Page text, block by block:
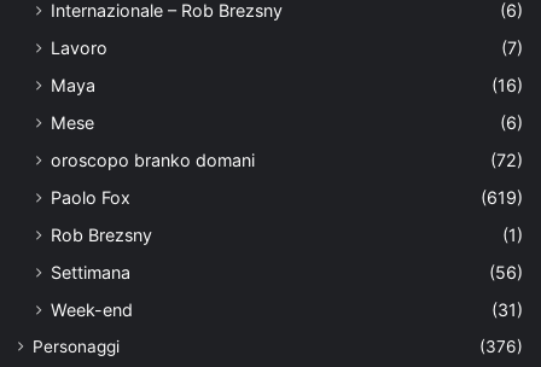
Internazionale – Rob Brezsny
(6)
Lavoro
(7)
Maya
(16)
Mese
(6)
oroscopo branko domani
(72)
Paolo Fox
(619)
Rob Brezsny
(1)
Settimana
(56)
Week-end
(31)
Personaggi
(376)